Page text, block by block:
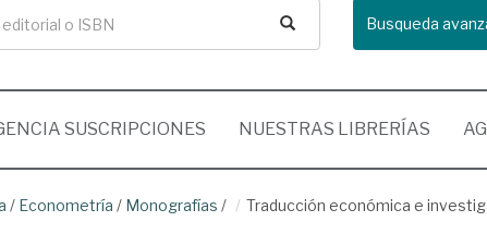
Busqueda
SUSCRIPCIONES NUESTRAS LIBRERÍAS
/ Econometría / Monografías / Traducción económica e